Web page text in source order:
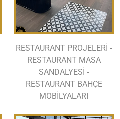
RESTAURANT PROJELERİ -
RESTAURANT MASA
SANDALYESİ -
RESTAURANT BAHÇE
MOBİLYALARI